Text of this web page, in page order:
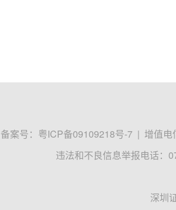
备案号： 粤ICP备09109218号-7 | 增值电
违法和不良信息举报电话：
深圳